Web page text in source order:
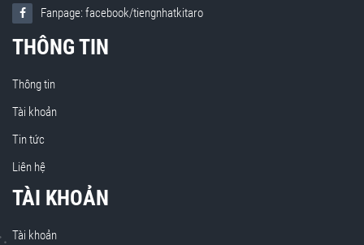
Fanpage: facebook/tiengnhatkitaro
THÔNG TIN
Thông tin
Tài khoản
Tin tức
Liên hệ
TÀI KHOẢN
Tài khoản